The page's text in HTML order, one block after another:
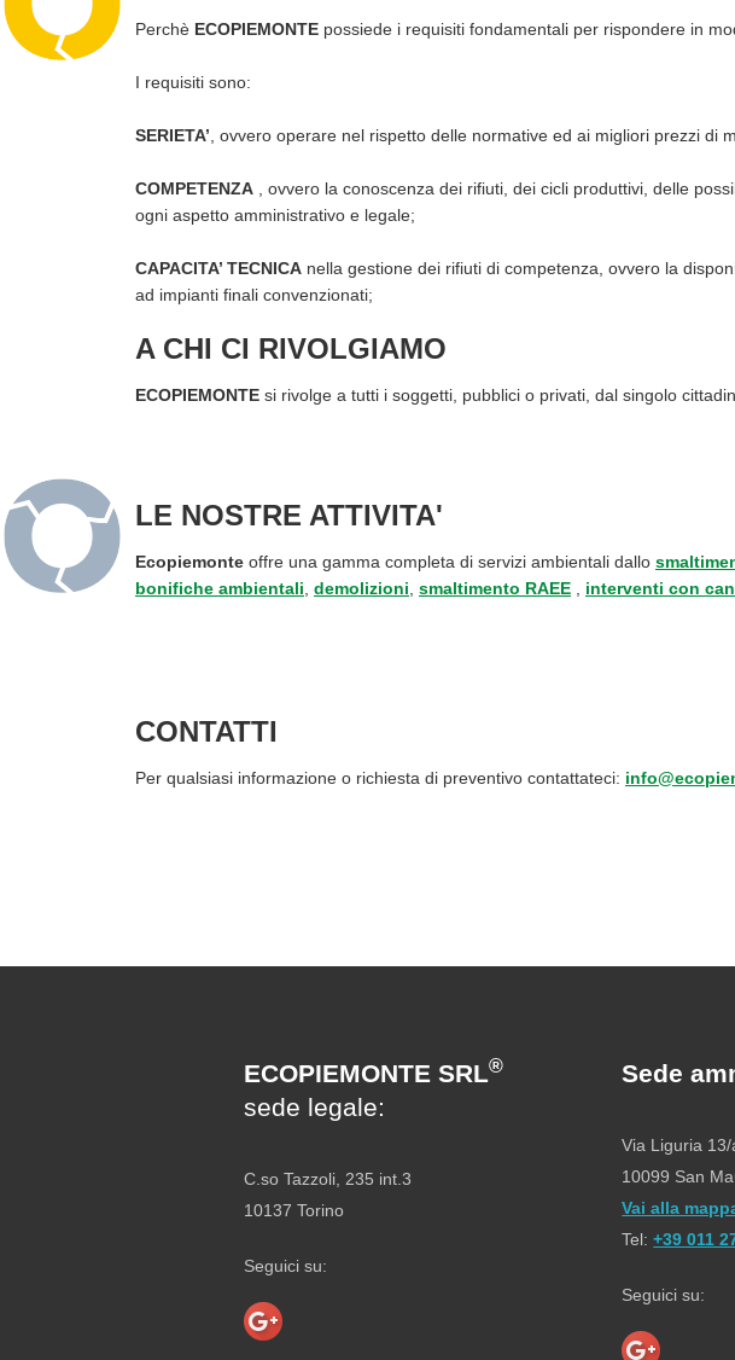
Perchè ECOPIEMONTE possiede i requisiti fondamentali per rispondere in
I requisiti sono:
SERIETA’ , ovvero operare nel rispetto delle normative ed ai migliori prezzi di
COMPETENZA , ovvero la conoscenza dei rifiuti, dei cicli produttivi, delle
ogni aspetto amministrativo e legale;
CAPACITA’ TECNICA nella gestione dei rifiuti di competenza, ovvero la
ad impianti finali convenzionati;
A CHI CI RIVOLGIAMO
ECOPIEMONTE si rivolge a tutti i soggetti, pubblici o privati, dal singolo
LE NOSTRE ATTIVITA'
Ecopiemonte offre una gamma completa di servizi ambientali dallo
bonifiche ambientali demolizioni smaltimento RAEE interventi con
CONTATTI
Per qualsiasi informazione o richiesta di preventivo contattateci:
ECOPIEMONTE SRL®
sede legale:
C.so Tazzoli, 235 int.3
10137 Torino
Seguici su:
Sede
Via Liguria 13/
10099 San
Vai alla
Tel:+39 011
Seguici su: